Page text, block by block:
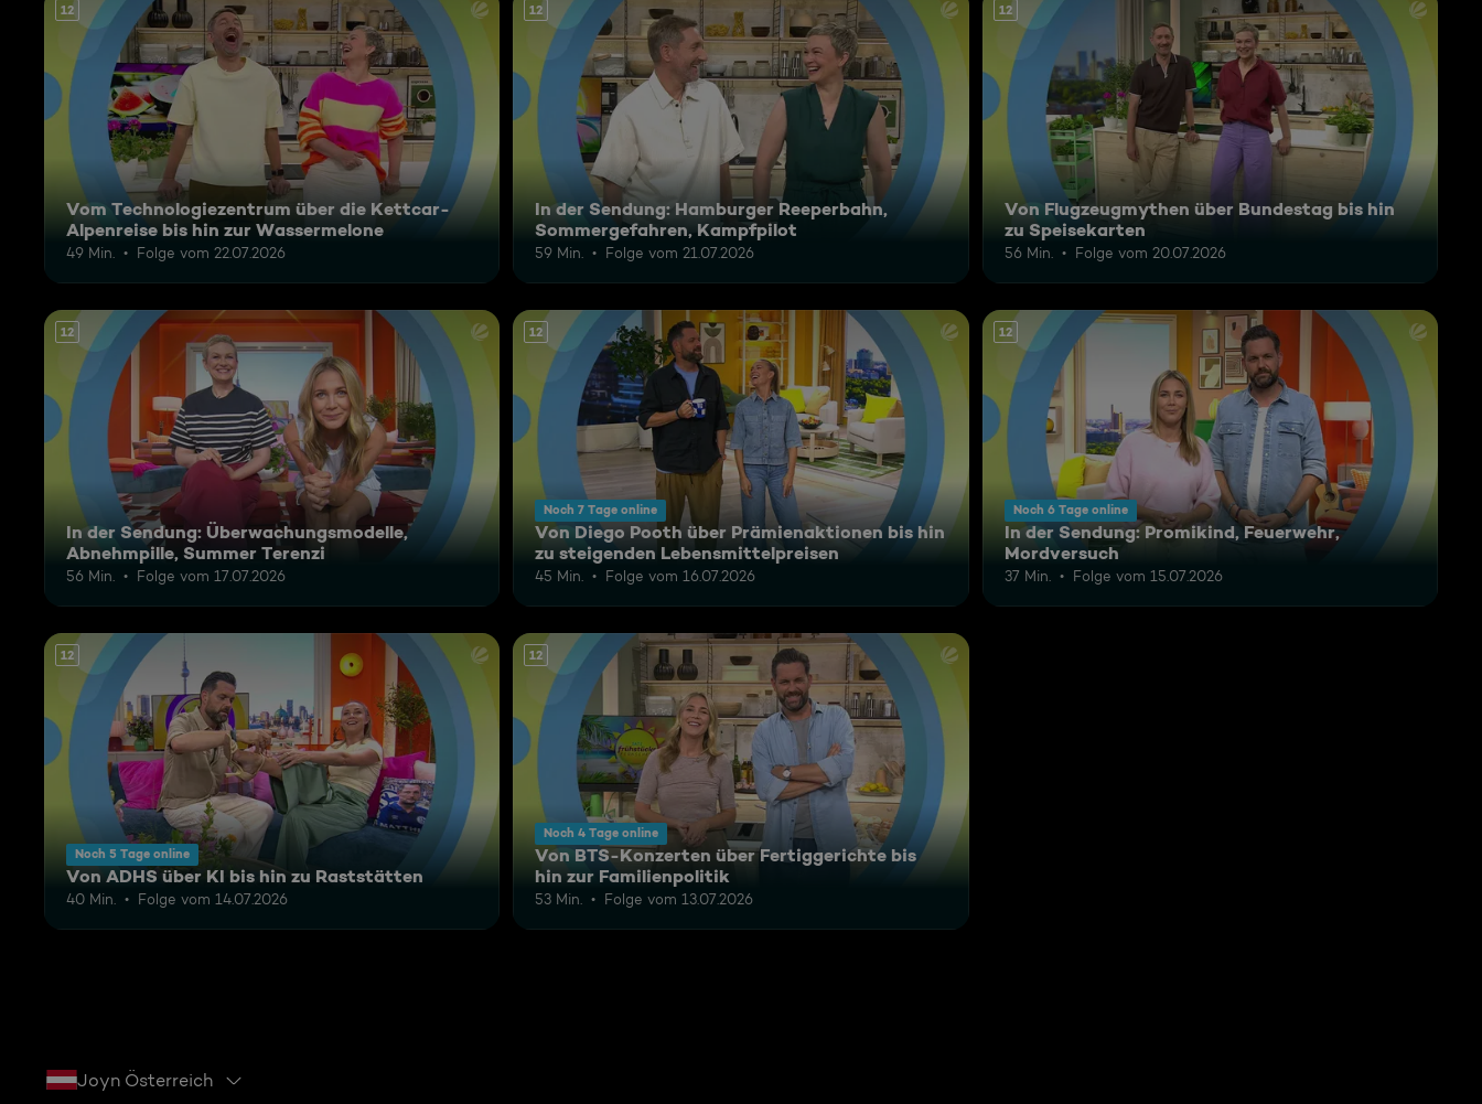
12
Vom Technologiezentrum über die Kettcar-
Alpenreise bis hin zur Wassermelone
49 Min. Folge vom 22.07.2026
12
In der Sendung: Hamburger Reeperbahn,
Sommergefahren, Kampfpilot
59 Min. Folge vom 21.07.2026
12
Von Flugzeugmythen über Bundestag bis hin
zu Speisekarten
56 Min. Folge vom 20.07.2026
12
In der Sendung: Überwachungsmodelle,
Abnehmpille, Summer Terenzi
56 Min. Folge vom 17.07.2026
12
Noch 7 Tage online
Von Diego Pooth über Prämienaktionen bis hin
zu steigenden Lebensmittelpreisen
45 Min. Folge vom 16.07.2026
12
Noch 6 Tage online
In der Sendung: Promikind, Feuerwehr,
Mordversuch
37 Min. Folge vom 15.07.2026
12
Noch 5 Tage online
Von ADHS über KI bis hin zu Raststätten
40 Min. Folge vom 14.07.2026
12
Noch 4 Tage online
Von BTS-Konzerten über Fertiggerichte bis
hin zur Familienpolitik
53 Min. Folge vom 13.07.2026
Joyn Österreich